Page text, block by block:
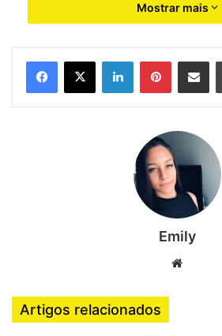
Os caldos são fontes ricas em
ingredientes naturais. Eles ajudam a
metabolismo, aumentam a sensação
facilitam a digestão, auxiliando no
emagrecimento.
Além disso, são uma opção prática
rotina corrida e quer manter a
abrir mão do sabor: Receitas de
Receitas de Caldos
1. Caldo Detox de
Mostrar mais
LinkedinPinterestCompartilhar
Emily
Artigos relacionados